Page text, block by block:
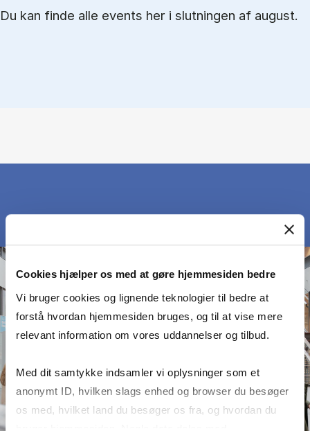
Cookies hjælper os med at gøre hjemmesiden bedre
Vi bruger cookies og lignende teknologier til bedre at
forstå hvordan hjemmesiden bruges, og til at vise mere
relevant information om vores uddannelser og tilbud.
Med dit samtykke indsamler vi oplysninger som et
anonymt ID, hvilken slags enhed og browser du besøger
os med, hvilket land du besøger os fra, og hvordan du
Du kan finde alle events her i slutningen af august.